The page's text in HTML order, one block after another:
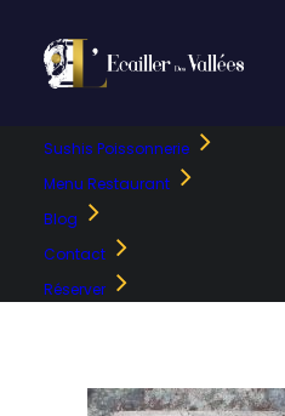
Sushis Poissonnerie
Menu Restaurant
Blog
Contact
Réserver